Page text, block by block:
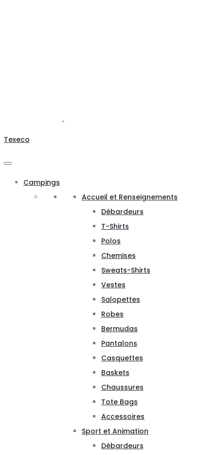
Texeco
Campings
Accueil et Renseignements
Débardeurs
T-Shirts
Polos
Chemises
Sweats-Shirts
Vestes
Salopettes
Robes
Bermudas
Pantalons
Casquettes
Baskets
Chaussures
Tote Bags
Accessoires
Sport et Animation
Débardeurs